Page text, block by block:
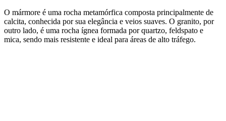
O mármore é uma rocha metamórfica composta principalmente de
calcita, conhecida por sua elegância e veios suaves. O granito, por
outro lado, é uma rocha ígnea formada por quartzo, feldspato e
mica, sendo mais resistente e ideal para áreas de alto tráfego.